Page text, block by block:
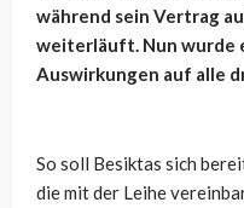
während sein Vertrag
weiterläuft. Nun wurde
Auswirkungen auf alle
So soll Besiktas sich
die mit der Leihe